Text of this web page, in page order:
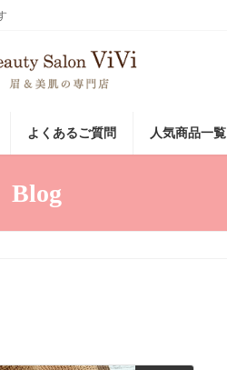
よくあるご質問 人気商品一覧
Blog